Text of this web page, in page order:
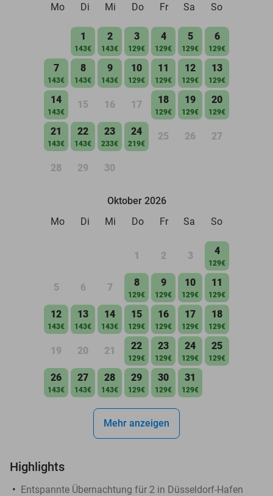
Mo
Di Mi Do Fr Sa So
1
143€
2
143€
3
129€
4
129€
5
129€
6
129€
7
143€
8
143€
9
143€
10
129€
11
129€
12
129€
13
129€
14
143€
15 16 17 18
129€
19
129€
20
129€
21
143€
22
143€
23
233€
24
219€
25 26 27
28 29 30
Oktober 2026
Mo
Di Mi Do Fr Sa So
1 2 3 4
129€
5 6 7 8
129€
9
129€
10
129€
11
129€
12
143€
13
143€
14
143€
15
129€
16
129€
17
129€
18
129€
19 20 21 22
129€
23
129€
24
129€
25
129€
26
143€
27
143€
28
143€
29
129€
30
129€
31
129€
Mehr anzeigen
Highlights
Entspannte Übernachtung für 2 in Düsseldorf-Hafen